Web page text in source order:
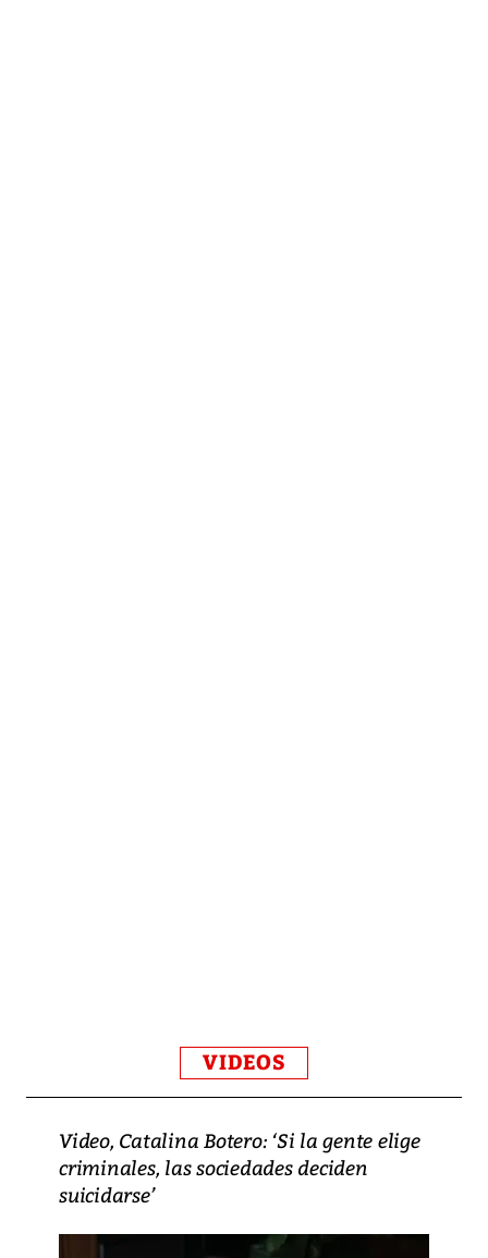
VIDEOS
Video, Catalina Botero: ‘Si la gente elige
criminales, las sociedades deciden
suicidarse’